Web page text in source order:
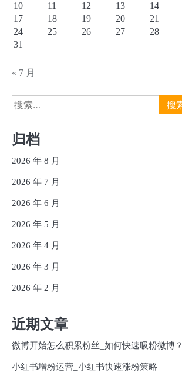
10
11 12 13 14
17
18 19 20 21
24
25 26 27 28
31
« 7 月
搜
索：
归档
2026 年 8 月
2026 年 7 月
2026 年 6 月
2026 年 5 月
2026 年 4 月
2026 年 3 月
2026 年 2 月
近期文章
微博开始怎么积累粉丝_如何快速吸粉微博？
小红书增粉运营_小红书快速涨粉策略